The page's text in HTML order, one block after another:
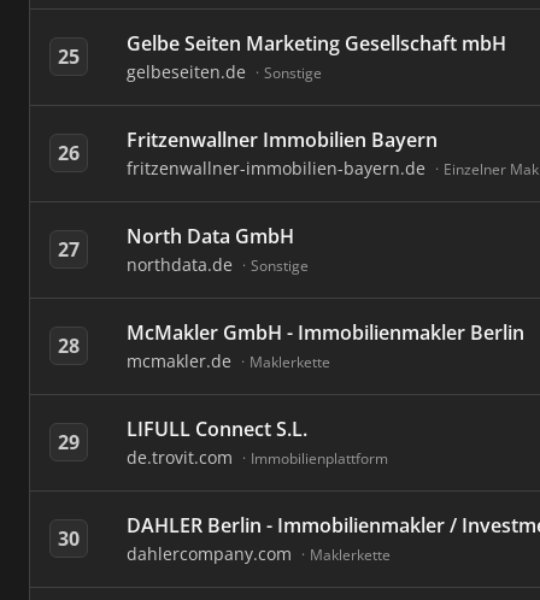
25 Gelbe Seiten Marketing Gesellschaft mbH
gelbeseiten.de Sonstige
26 Fritzenwallner Immobilien Bayern
fritzenwallner-immobilien-bayern.de Einzelner
27 North Data GmbH
northdata.de Sonstige
28 McMakler GmbH - Immobilienmakler Berlin
mcmakler.de Maklerkette
29 LIFULL Connect S.L.
de.trovit.com Immobilienplattform
30 DAHLER Berlin - Immobilienmakler /
dahlercompany.com Maklerkette